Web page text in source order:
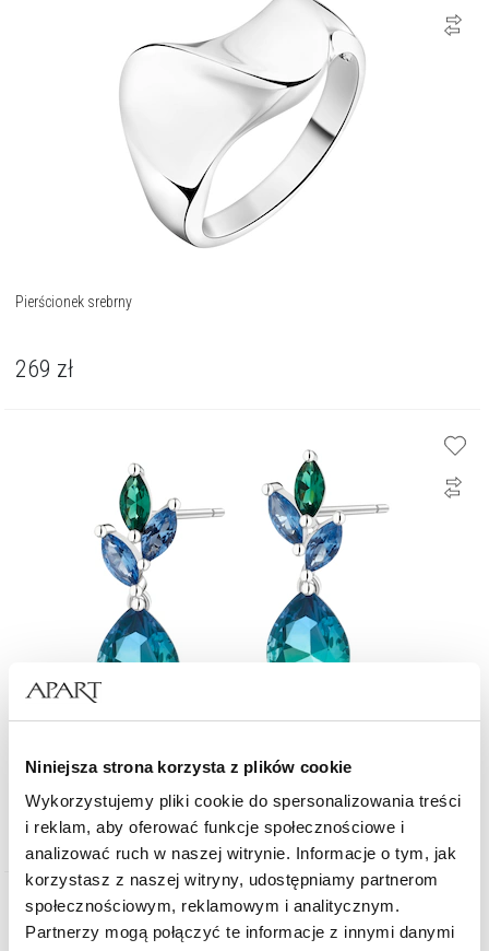
Niniejsza strona korzysta z plików cookie
Wykorzystujemy pliki cookie do spersonalizowania treści
i reklam, aby oferować funkcje społecznościowe i
analizować ruch w naszej witrynie. Informacje o tym, jak
korzystasz z naszej witryny, udostępniamy partnerom
społecznościowym, reklamowym i analitycznym.
Partnerzy mogą połączyć te informacje z innymi danymi
Pierścionek srebrny
269 zł
Kolczyki srebrne z cyrkoniami i szlifowanym szkłem
199 zł